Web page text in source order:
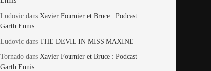
Ludovic dansXavier Fournier et Bruce : Podcast
Garth Ennis
Ludovic dansTHE DEVIL IN MISS MAXINE
Tornado dansXavier Fournier et Bruce : Podcast
Garth Ennis